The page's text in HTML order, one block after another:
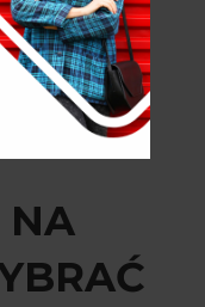
do jesiennych
NA